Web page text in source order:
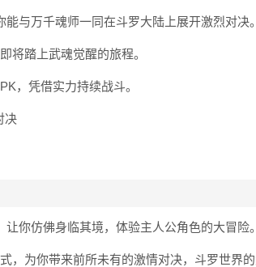
能与万千魂师一同在斗罗大陆上展开激烈对决。
将踏上武魂觉醒的旅程。
，凭借实力持续战斗。
你仿佛身临其境，体验主人公角色的大冒险。
，为你带来前所未有的激情对决，斗罗世界的